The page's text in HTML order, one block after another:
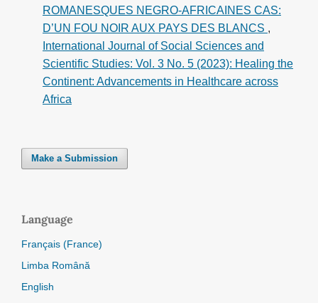
ROMANESQUES NEGRO-AFRICAINES CAS:
D’UN FOU NOIR AUX PAYS DES BLANCS ,
International Journal of Social Sciences and
Scientific Studies: Vol. 3 No. 5 (2023): Healing the
Continent: Advancements in Healthcare across
Africa
Make a Submission
Language
Français (France)
Limba Română
English